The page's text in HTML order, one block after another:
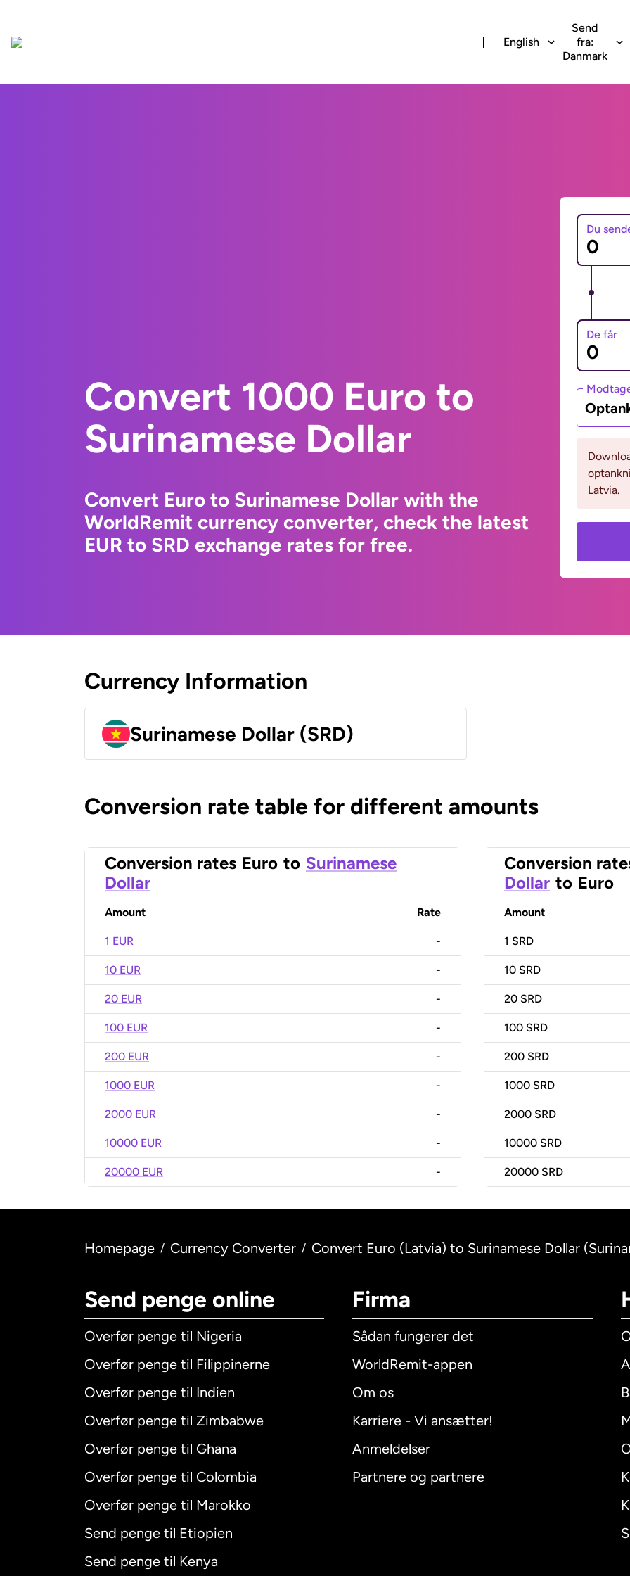
English
Send
fra:
Danmark
Convert 1000 Euro to
Surinamese Dollar
Convert Euro to Surinamese Dollar with the
WorldRemit currency converter, check the latest
EUR to SRD exchange rates for free.
Du
De får
Latvia.
Currency Information
Surinamese Dollar (SRD)
Conversion rate table for different amounts
Conversion rates Euro to Surinamese
Dollar
Amount Rate
1 EUR -
10 EUR -
20 EUR -
100 EUR -
200 EUR -
1000 EUR -
2000 EUR -
10000 EUR -
20000 EUR -
Conversion
Dollar to Euro
Amount
1 SRD
10 SRD
20 SRD
100 SRD
200 SRD
1000 SRD
2000 SRD
10000 SRD
20000 SRD
Homepage / Currency Converter / Convert Euro (Latvia) to Surinamese Dollar
Send penge online
Overfør penge til Nigeria
Overfør penge til Filippinerne
Overfør penge til Indien
Overfør penge til Zimbabwe
Overfør penge til Ghana
Overfør penge til Colombia
Overfør penge til Marokko
Send penge til Etiopien
Send penge til Kenya
Firma
Sådan fungerer det
WorldRemit-appen
Om os
Karriere - Vi ansætter!
Anmeldelser
Partnere og partnere